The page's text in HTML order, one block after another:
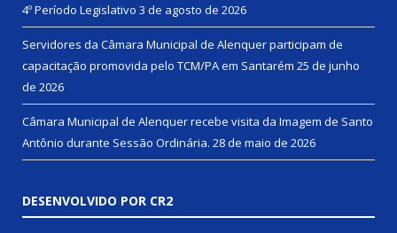
4º Período Legislativo 3 de agosto de 2026
Servidores da Câmara Municipal de Alenquer participam de
capacitação promovida pelo TCM/PA em Santarém 25 de junho
de 2026
Câmara Municipal de Alenquer recebe visita da Imagem de Santo
Antônio durante Sessão Ordinária. 28 de maio de 2026
DESENVOLVIDO POR CR2